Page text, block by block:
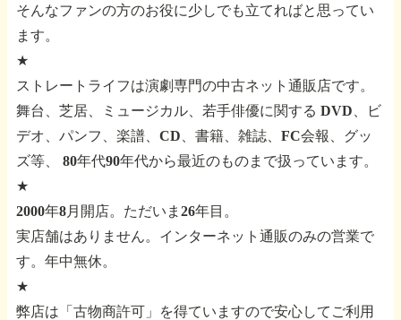
そんなファンの方のお役に少しでも立てればと思ってい
ます。
★
ストレートライフは演劇専門の中古ネット通販店です。
舞台、芝居、ミュージカル、若手俳優に関する DVD、ビ
デオ、パンフ、楽譜、CD、書籍、雑誌、FC会報、グッ
ズ等、
80年代90年代から最近のものまで扱っています。
★
2000年8月開店。ただいま26年目。
実店舗はありません。インターネット通販のみの営業で
す。年中無休。
★
弊店は「古物商許可」を得ていますので安心してご利用